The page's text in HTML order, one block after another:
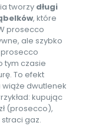
tworzy długi
, które
prosecco
ale szybko
prosecco
tym czasie
To efekt
dwutlenek
kupując
(prosecco),
gaz.